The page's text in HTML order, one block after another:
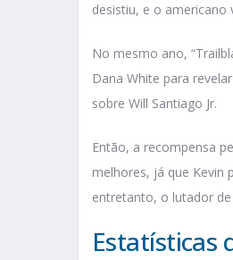
desistiu, e o americano
No mesmo ano,
Dana White para
sobre Will Santiago Jr.
Então, a recompensa
melhores, já que Kevin
entretanto, o lutador
Estatísticas